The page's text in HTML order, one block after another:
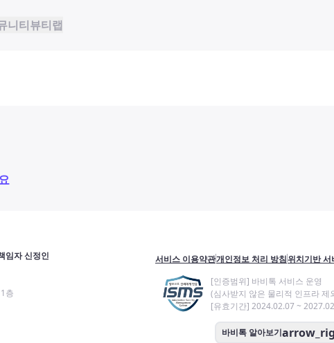
니티뷰티랩
임자 신정인
층
서비스 이용약관개인정보 처리 방침위치기반
[인증범위] 바비톡 서비스 운영
(심사받지 않은 물리적 인프라 제
[유효기간] 2024.02.07 ~
바비톡 알아보기